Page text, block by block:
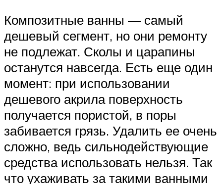
Композитные ванны — самый
дешевый сегмент, но они ремонту
не подлежат. Сколы и царапины
останутся навсегда. Есть еще один
момент: при использовании
дешевого акрила поверхность
получается пористой, в поры
забивается грязь. Удалить ее очень
сложно, ведь сильнодействующие
средства использовать нельзя. Так
что ухаживать за такими ванными